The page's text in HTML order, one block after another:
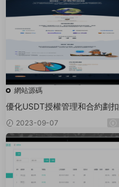
網站源碼
優化USDT授權管理和合約劃扣
+無限開代理商/冷錢包
2023-09-07